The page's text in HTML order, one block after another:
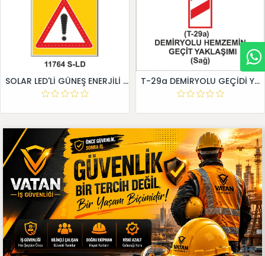
SOLAR LED'Lİ GÜNEŞ ENERJİLİ LEVHA T-29a DEMİRYOLU GEÇİDİ YAKLAŞIM LEVHALARI (Sağ)